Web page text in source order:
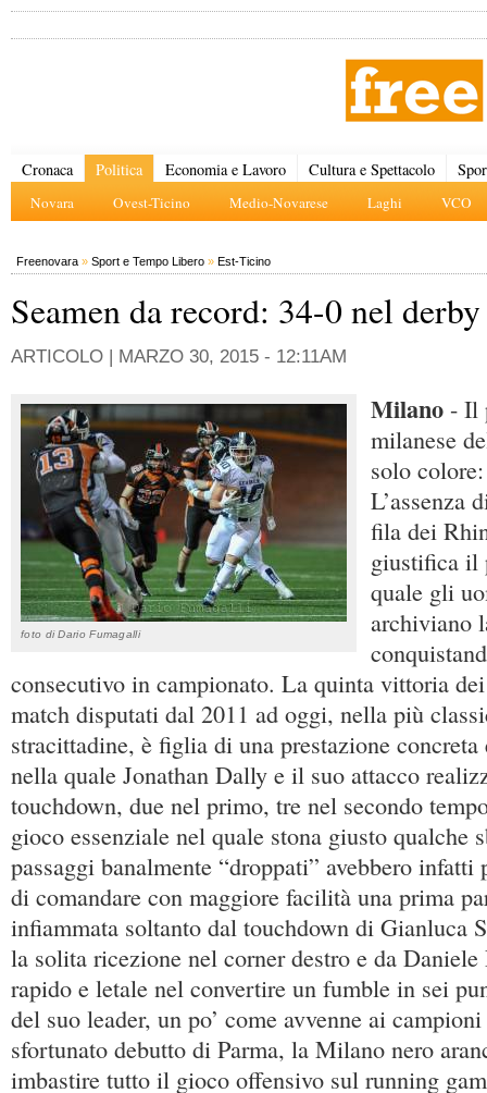
Cronaca Politica
Novara Ovest-Ticino Medio-Novarese Laghi VCO
Economia e Lavoro Cultura e Spettacolo
Freenovara » Sport e Tempo Libero » Est-Ticino
Seamen da record: 34-0 nel derby
ARTICOLO | MARZO 30, 2015 - 12:11AM
foto di Dario Fumagalli
Milano - Il
milanese
solo
L’assenza
fila dei
giustifica il
quale gli
archiviano
consecutivo in campionato. La quinta vittoria
match disputati dal 2011 ad oggi, nella più
stracittadine, è figlia di una prestazione
nella quale Jonathan Dally e il suo attacco
touchdown, due nel primo, tre nel secondo
gioco essenziale nel quale stona giusto qualche
passaggi banalmente “droppati” avebbero infatti
di comandare con maggiore facilità una prima
infiammata soltanto dal touchdown di Gianluca
la solita ricezione nel corner destro e da Daniele
rapido e letale nel convertire un fumble in sei
del suo leader, un po’ come avvenne ai
sfortunato debutto di Parma, la Milano nero
imbastire tutto il gioco offensivo sul running